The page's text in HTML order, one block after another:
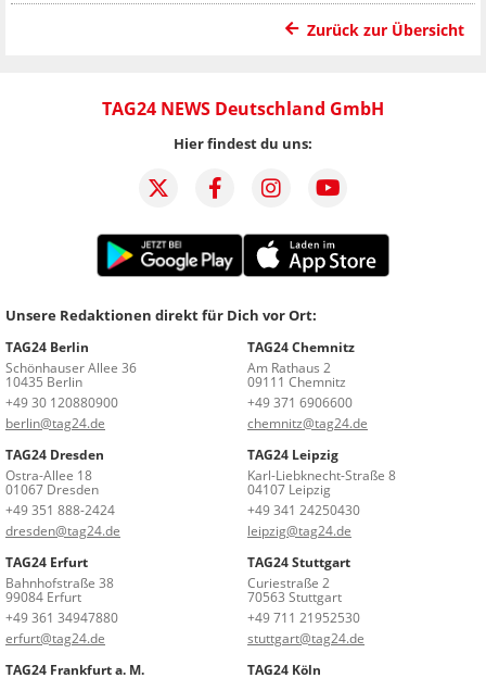
Zurück zur Übersicht
TAG24 NEWS Deutschland GmbH
Hier findest du uns:
Unsere Redaktionen direkt für Dich vor Ort:
TAG24 Berlin
Schönhauser Allee 36
10435 Berlin
+49 30 120880900
berlin@tag24.de
TAG24 Chemnitz
Am Rathaus 2
09111 Chemnitz
+49 371 6906600
chemnitz@tag24.de
TAG24 Dresden
Ostra-Allee 18
01067 Dresden
+49 351 888-2424
dresden@tag24.de
TAG24 Leipzig
Karl-Liebknecht-Straße 8
04107 Leipzig
+49 341 24250430
leipzig@tag24.de
TAG24 Erfurt
Bahnhofstraße 38
99084 Erfurt
+49 361 34947880
erfurt@tag24.de
TAG24 Stuttgart
Curiestraße 2
70563 Stuttgart
+49 711 21952530
stuttgart@tag24.de
TAG24 Frankfurt a. M.
TAG24 Köln